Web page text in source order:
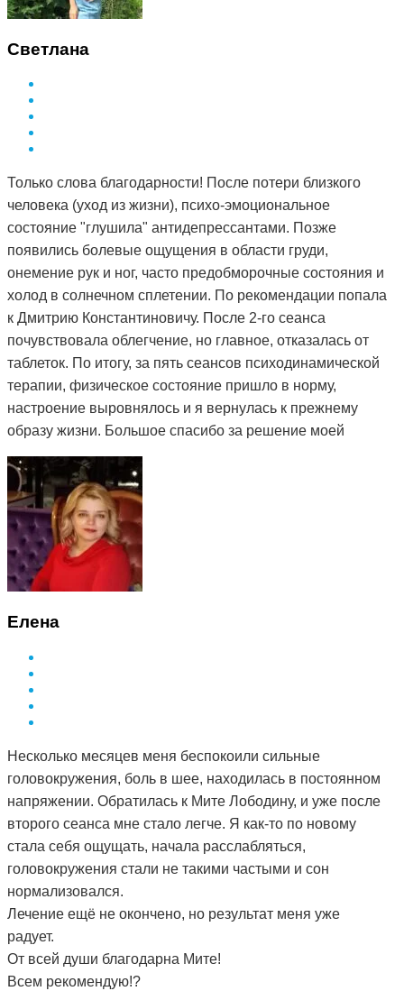
Светлана
Только слова благодарности! После потери близкого
человека (уход из жизни), психо-эмоциональное
состояние "глушила" антидепрессантами. Позже
появились болевые ощущения в области груди,
онемение рук и ног, часто предобморочные состояния и
холод в солнечном сплетении. По рекомендации попала
к Дмитрию Константиновичу. После 2-го сеанса
почувствовала облегчение, но главное, отказалась от
таблеток. По итогу, за пять сеансов психодинамической
терапии, физическое состояние пришло в норму,
настроение выровнялось и я вернулась к прежнему
образу жизни. Большое спасибо за решение моей
проблемы и деликатный подход.
Елена
Несколько месяцев меня беспокоили сильные
головокружения, боль в шее, находилась в постоянном
напряжении. Обратилась к Мите Лободину, и уже после
второго сеанса мне стало легче. Я как-то по новому
стала себя ощущать, начала расслабляться,
головокружения стали не такими частыми и сон
нормализовался.
Лечение ещё не окончено, но результат меня уже
радует.
От всей души благодарна Мите!
Всем рекомендую!?